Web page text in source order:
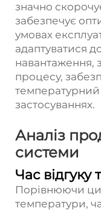
значно
забезпечує
умовах
адаптуватися
навантаження,
процесу,
температурний
застосуваннях.
Аналіз
системи
Час відгуку
Порівнюючи
температури,